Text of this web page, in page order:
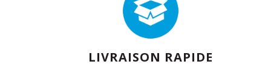
LIVRAISON RAPIDE